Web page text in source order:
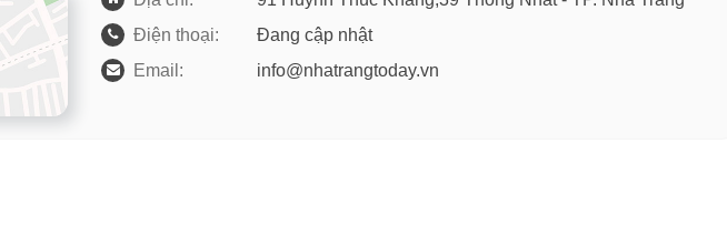
Điện thoại:
Đang cập nhật
Email:
info@nhatrangtoday.vn